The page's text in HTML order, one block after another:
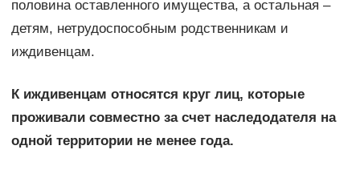
половина оставленного имущества, а остальная –
детям, нетрудоспособным родственникам и
иждивенцам.
К иждивенцам относятся круг лиц, которые
проживали совместно за счет наследодателя на
одной территории не менее года.